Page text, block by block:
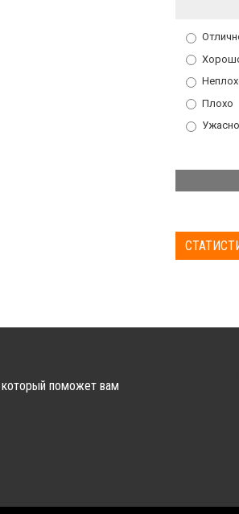
Плохо
Ужасно
который поможет вам